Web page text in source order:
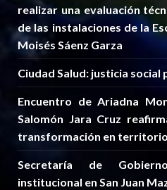
realizar una evaluación
de las instalaciones de la
Moisés Sáenz Garza
Ciudad Salud: justicia social
Encuentro de Ariadna
Salomón Jara Cruz
transformación en
Secretaría de
institucional en San Juan